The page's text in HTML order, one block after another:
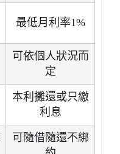
最低月利率1%
可依個人狀況而
定
本利攤還或只繳
利息
可隨借隨還不綁